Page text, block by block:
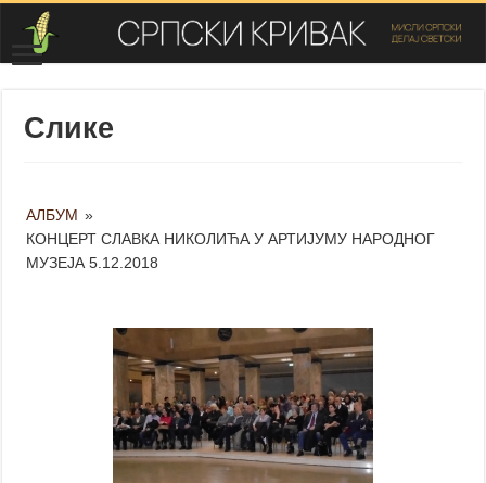
Слике
АЛБУМ »
КОНЦЕРТ СЛАВКА НИКОЛИЋА У АРТИЈУМУ НАРОДНОГ
МУЗЕЈА 5.12.2018